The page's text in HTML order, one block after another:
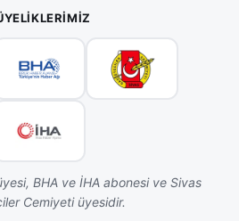
BHA ve İHA abonesi ve Sivas
Cemiyeti üyesidir.